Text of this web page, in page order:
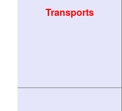
Transports